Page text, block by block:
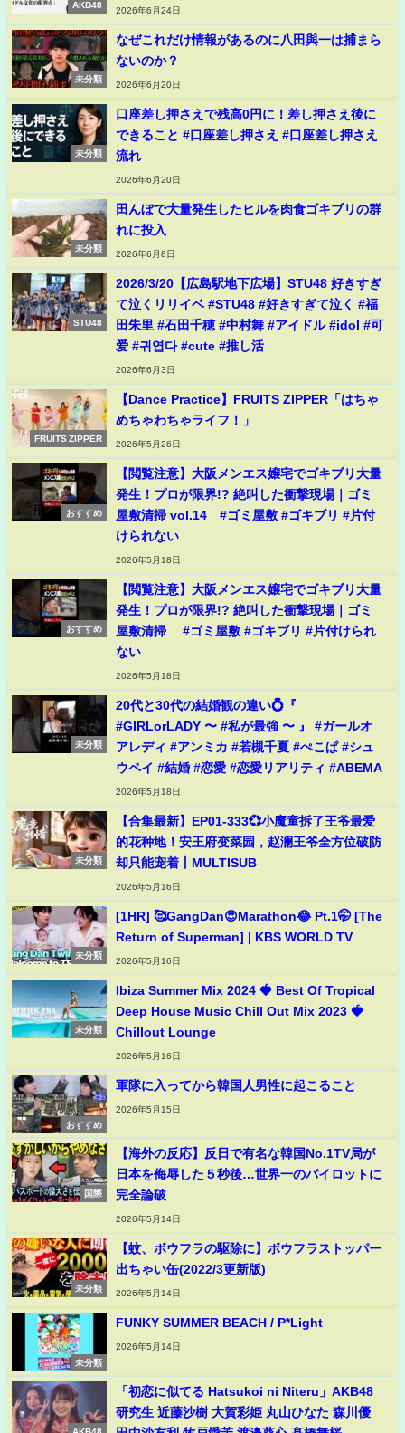
AKB48
2026年6月24日
未分類
なぜこれだけ情報があるのに八田與一は捕まら
ないのか？
2026年6月20日
未分類
口座差し押さえで残高0円に！差し押さえ後に
できること #口座差し押さえ #口座差し押さえ
流れ
2026年6月20日
未分類
田んぼで大量発生したヒルを肉食ゴキブリの群
れに投入
2026年6月8日
STU48
2026/3/20【広島駅地下広場】STU48 好きすぎ
て泣くリリイベ #STU48 #好きすぎて泣く #福
田朱里 #石田千穂 #中村舞 #アイドル #idol #可
爱 #귀엽다 #cute #推し活
2026年6月3日
FRUITS ZIPPER
【Dance Practice】FRUITS ZIPPER「はちゃ
めちゃわちゃライフ！」
2026年5月26日
おすすめ
【閲覧注意】大阪メンエス嬢宅でゴキブリ大量
発生！プロが限界!? 絶叫した衝撃現場｜ゴミ
屋敷清掃 vol.14 #ゴミ屋敷 #ゴキブリ #片付
けられない
2026年5月18日
おすすめ
【閲覧注意】大阪メンエス嬢宅でゴキブリ大量
発生！プロが限界!? 絶叫した衝撃現場｜ゴミ
屋敷清掃 #ゴミ屋敷 #ゴキブリ #片付けられ
ない
2026年5月18日
未分類
20代と30代の結婚観の違い💍『
#GIRLorLADY 〜 #私が最強 〜 』 #ガールオ
アレディ #アンミカ #若槻千夏 #ぺこぱ #シュ
ウペイ #結婚 #恋愛 #恋愛リアリティ #ABEMA
2026年5月18日
未分類
【合集最新】EP01-333💞小魔童拆了王爷最爱
的花种地！安王府变菜园，赵澜王爷全方位破防
却只能宠着丨MULTISUB
2026年5月16日
未分類
[1HR] 🥰GangDan😍Marathon😂 Pt.1🤭 [The
Return of Superman] | KBS WORLD TV
2026年5月16日
未分類
Ibiza Summer Mix 2024 🍓 Best Of Tropical
Deep House Music Chill Out Mix 2023 🍓
Chillout Lounge
2026年5月16日
おすすめ
軍隊に入ってから韓国人男性に起こること
2026年5月15日
国際
【海外の反応】反日で有名な韓国No.1TV局が
日本を侮辱した５秒後…世界一のパイロットに
完全論破
2026年5月14日
未分類
【蚊、ボウフラの駆除に】ボウフラストッパー
出ちゃい缶(2022/3更新版)
2026年5月14日
未分類
FUNKY SUMMER BEACH / P*Light
2026年5月14日
「初恋に似てる Hatsukoi ni Niteru」AKB48
研究生 近藤沙樹 大賀彩姫 丸山ひなた 森川優